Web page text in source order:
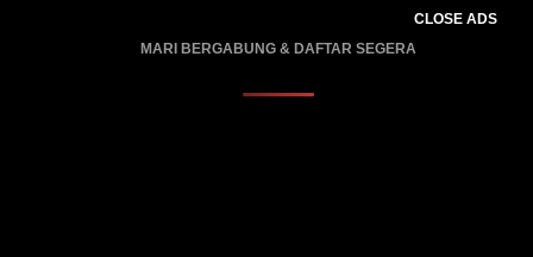
CLOSE ADS
MARI BERGABUNG & DAFTAR SEGERA